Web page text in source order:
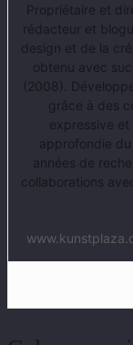
Propriétaire et
rédacteur et
design et de la
obtenu avec
(2008).
grâce à des
expressive
approfondie
années de
collaborations